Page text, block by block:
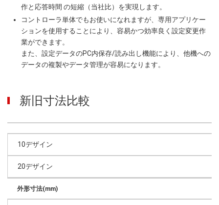
作と応答時間 の短縮（当社比）を実現します。
コントローラ単体でもお使いになれますが、専用アプリケー
ションを使用することにより、容易かつ効率良く設定変更作
業ができます。
また、設定データのPC内保存/読み出し機能により、他機への
データの複製やデータ管理が容易になります。
新旧寸法比較
10デザイン
20デザイン
外形寸法(mm)